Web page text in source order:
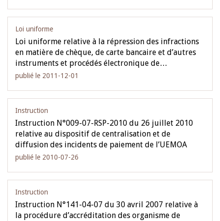
Loi uniforme
Loi uniforme relative à la répression des infractions
en matière de chèque, de carte bancaire et d’autres
instruments et procédés électronique de…
publié le 2011-12-01
Instruction
Instruction N°009-07-RSP-2010 du 26 juillet 2010
relative au dispositif de centralisation et de
diffusion des incidents de paiement de l’UEMOA
publié le 2010-07-26
Instruction
Instruction N°141-04-07 du 30 avril 2007 relative à
la procédure d’accréditation des organisme de